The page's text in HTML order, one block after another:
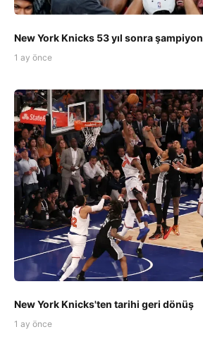
New York Knicks 53 yıl sonra şampiyon
1 ay önce
New York Knicks'ten tarihi geri dönüş
1 ay önce